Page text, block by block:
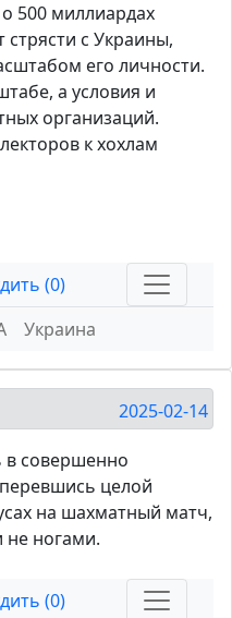
500 миллиардах
с Украины,
его личности.
а условия и
организаций.
к хохлам
(0)
Украина
2025-02-14
в совершенно
целой
на шахматный матч,
не ногами.
(0)